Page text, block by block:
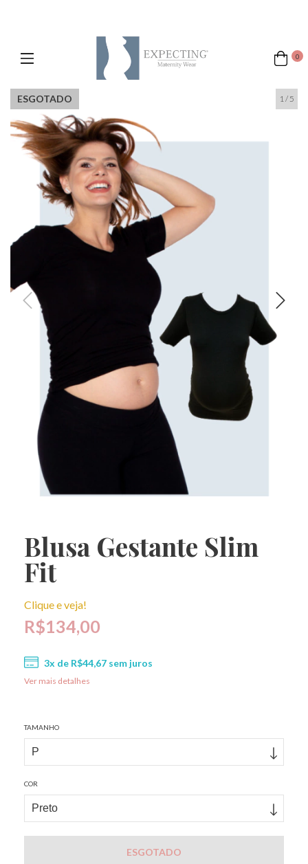
0
ESGOTADO 1/ 5
Blusa Gestante Slim
Fit
Clique e veja!
R$134,00
3x de R$44,67sem juros
Ver mais detalhes
TAMANHO
COR